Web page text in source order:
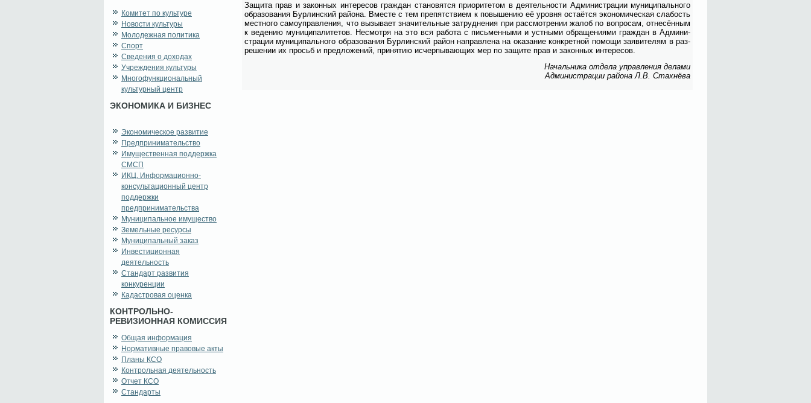
Комитет по культуре
Новости культуры
Молодежная политика
Спорт
Сведения о доходах
Учреждения культуры
Многофункциональный
культурный центр
ЭКОНОМИКА И БИЗНЕС
Экономическое развитие
Предпринимательство
Имущественная поддержка
СМСП
ИКЦ. Информационно-
консультационный центр
поддержки
предпринимательства
Муниципальное имущество
Земельные ресурсы
Муниципальный заказ
Инвестиционная
деятельность
Стандарт развития
конкуренции
Кадастровая оценка
КОНТРОЛЬНО-
РЕВИЗИОННАЯ КОМИССИЯ
Общая информация
Нормативные правовые акты
Планы КСО
Контрольная деятельность
Отчет КСО
Стандарты
За­щи­та прав и за­кон­ных ин­те­ре­сов граж­дан ста­но­вят­ся при­о­ри­те­том в де­я­тель­но­сти Адми­ни­стра­ции му­ни­ци­паль­но­го
об­ра­зо­ва­ния Бур­лин­ский рай­о­на. Вме­сте с тем пре­пят­стви­ем к по­вы­ше­нию её уров­ня оста­ёт­ся эко­но­ми­че­ская сла­бость
мест­но­го са­мо­управ­ле­ния, что вы­зы­ва­ет зна­чи­тель­ные за­труд­не­ния при рас­смот­ре­нии жа­лоб по во­про­сам, от­не­сён­ным
к ве­де­нию му­ни­ци­па­ли­те­тов. Не­смот­ря на это вся ра­бо­та с пись­мен­ны­ми и уст­ны­ми об­ра­ще­ни­я­ми граж­дан в Адми­ни­
стра­ции му­ни­ци­паль­но­го об­ра­зо­ва­ния Бур­лин­ский рай­он на­прав­ле­на на ока­за­ние кон­крет­ной по­мо­щи за­яви­те­лям в раз­
ре­ше­нии их просьб и пред­ло­же­ний, при­ня­тию ис­чер­пы­ва­ю­щих мер по за­щи­те прав и за­кон­ных ин­те­ре­сов.
На­чаль­ни­ка от­де­ла управ­ле­ния де­ла­ми
Адми­ни­стра­ции рай­о­на Л.В. Стах­нё­ва